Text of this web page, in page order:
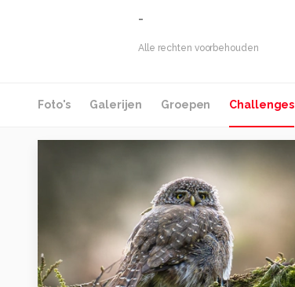
-
Alle rechten voorbehouden
Foto's Galerijen Groepen Challenges